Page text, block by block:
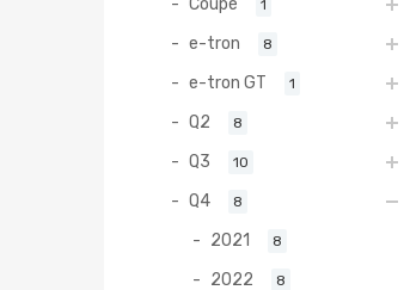
1
e-tron 8
e-tron GT 1
Q2 8
Q3 10
Q4 8
2021 8
2022 8